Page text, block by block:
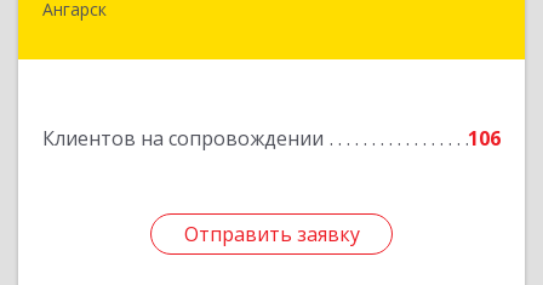
Ангарск
Клиентов на сопровождении 106
Отправить заявку
665826, Иркутская обл, Ангарск г, 12А мкр, дом
Отправить заявку